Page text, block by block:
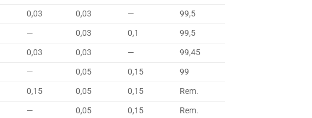
0,03 0,03 —
99,5
— 0,03 0,1
99,5
0,03 0,03 —
99,45
— 0,05 0,15
99
0,15 0,05 0,15
Rem.
— 0,05 0,15
Rem.